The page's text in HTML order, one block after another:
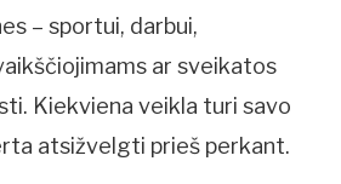
– sportui, darbui,
ar sveikatos
Kiekviena veikla turi savo
atsižvelgti prieš perkant.